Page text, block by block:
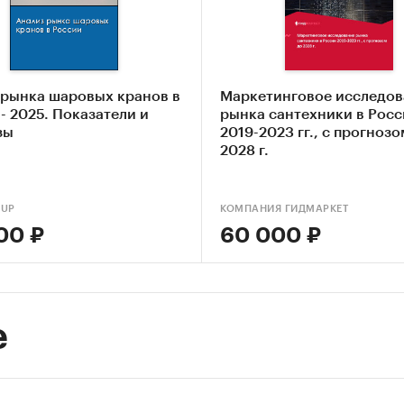
текущих тенденций и перспектив
факторов инвестиционной
прогноза развития рынка до 2030 г.
блоки исследования:
анализ на рынке сантехники
производства сантехники
факторов инвестиционной привлекательности
шаровых кранов в
2025. Показатели и
₽
Маркетинговое
рынка сантехники в
2019-2023 гг., с
2028 г.
КОМПАНИЯ ГИДМАРКЕТ
60 000 ₽